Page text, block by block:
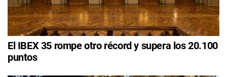
El IBEX 35 rompe otro récord y supera los 20.100
puntos